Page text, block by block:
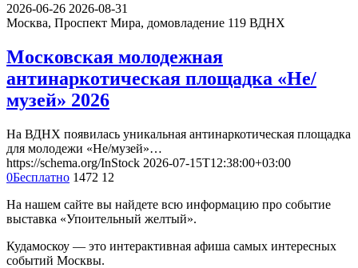
2026-06-26 2026-08-31
Москва, Проспект Мира, домовладение 119 ВДНХ
Московская молодежная
антинаркотическая площадка «Не/
музей» 2026
На ВДНХ появилась уникальная антинаркотическая площадка
для молодежи «Не/музей»…
https://schema.org/InStock 2026-07-15T12:38:00+03:00
0Бесплатно 1472 12
На нашем сайте вы найдете всю информацию про событие
выставка «Упоительный желтый».
Кудамоскоу — это интерактивная афиша самых интересных
событий Москвы.